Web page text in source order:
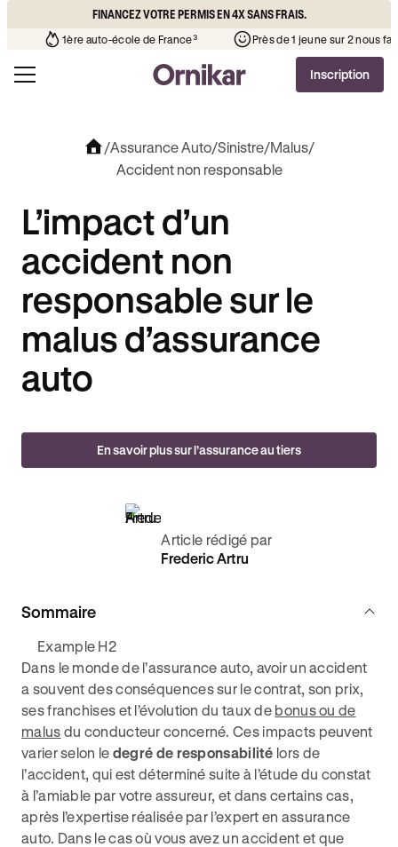
FINANCEZ VOTRE PERMIS EN 4X SANS FRAIS.
école de votre quartier¹ 1ère auto-école de France³
Inscription
/Assurance Auto/Sinistre/Malus/
Accident non responsable
L’impact d’un
accident non
responsable sur le
malus d’assurance
auto
En savoir plus sur l’assurance au tiers
Article rédigé par
Frederic Artru
Sommaire
Example H2
Dans le monde de l’assurance auto, avoir un accident
a souvent des conséquences sur le contrat, son prix,
ses franchises et l’évolution du taux de bonus ou de
malus du conducteur concerné. Ces impacts peuvent
varier selon le degré de responsabilité lors de
l’accident, qui est déterminé suite à l’étude du constat
à l’amiable par votre assureur, et dans certains cas,
après l’expertise réalisée par l’expert en assurance
auto. Dans le cas où vous avez un accident et que